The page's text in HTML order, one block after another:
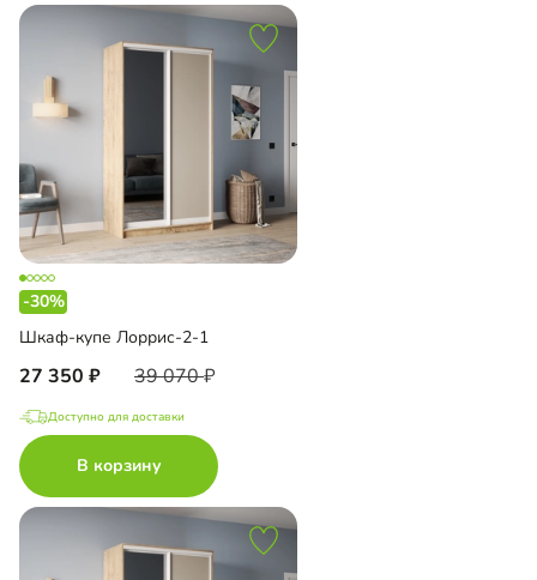
-30%
Шкаф-купе Лоррис-2-1
27 350 39 070
Доступно для доставки
В корзину